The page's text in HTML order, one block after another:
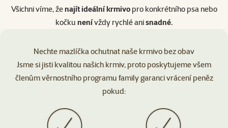
Všichni víme, ženajít ideální krmivopro konkrétního psa nebo
kočku nenívždy rychlé anisnadné.
Nechte mazlíčka ochutnat naše krmivo bez obav
Jsme si jisti kvalitou našich krmiv, proto poskytujeme všem
členům věrnostního programu family garanci vrácení peněz
pokud: